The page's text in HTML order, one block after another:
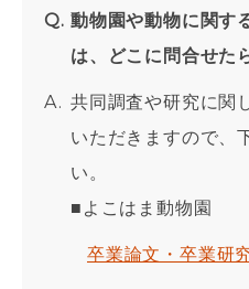
動物園や動物に関す
は、どこに問合せた
共同調査や研究に関
いただきますので、
い。
■よこはま動物園
卒業論文・卒業研